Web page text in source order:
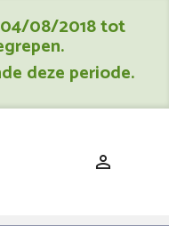
04/08/2018 tot
deze periode.
